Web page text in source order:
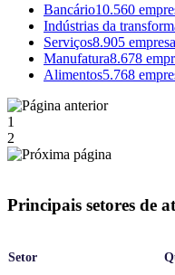
Bancário10.560
Indústrias da
Serviços8.905
Manufatura8.678
Alimentos5.768
1
2
Principais setores de
Setor